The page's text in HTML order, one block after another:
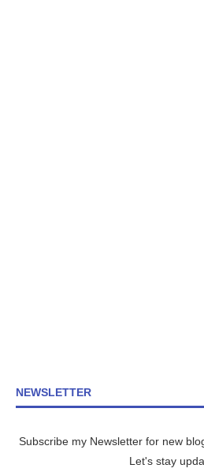
NEWSLETTER
Subscribe my Newsletter for new
Let's stay